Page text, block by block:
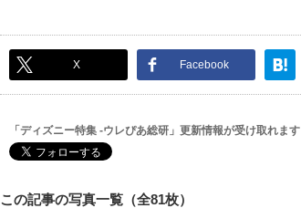
X Facebook
「ディズニー特集 -ウレぴあ総研」更新情報が受け取れます
この記事の写真一覧（全81枚）